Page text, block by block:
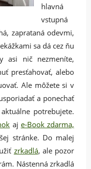
hlavná
vstupná
zaprataná odevmi,
sa dá cez ňu
asi nič nezmeníte,
presťahovať, alebo
Ale môžete si v
a ponechať
potrebujete.
aj e-Book zdarma,
stránke. Do malej
zrkadlá, ale pozor
Nástenná zrkadlá